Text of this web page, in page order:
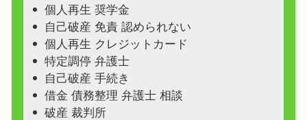
個人再生 奨学金
自己破産 免責 認められない
個人再生 クレジットカード
特定調停 弁護士
自己破産 手続き
借金 債務整理 弁護士 相談
破産 裁判所